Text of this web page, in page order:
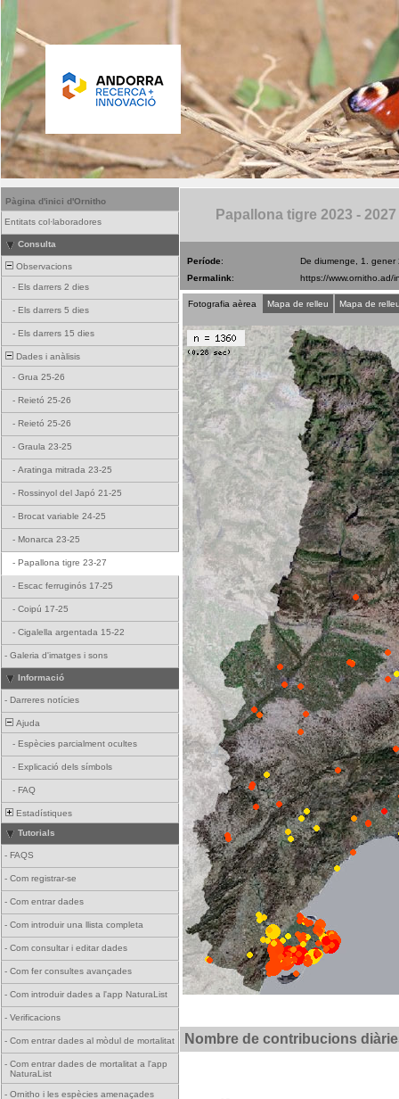
Pàgina d'inici d'Ornitho
Entitats col·laboradores
Consulta
Observacions
- Els darrers 2 dies
- Els darrers 5 dies
- Els darrers 15 dies
Dades i anàlisis
- Grua 25-26
- Reietó 25-26
- Reietó 25-26
- Graula 23-25
- Aratinga mitrada 23-25
- Rossinyol del Japó 21-25
- Brocat variable 24-25
- Monarca 23-25
- Papallona tigre 23-27
- Escac ferruginós 17-25
- Coipú 17-25
- Cigalella argentada 15-22
- Galeria d'imatges i sons
Informació
- Darreres notícies
Ajuda
- Espècies parcialment ocultes
- Explicació dels símbols
- FAQ
Estadístiques
Tutorials
- FAQS
- Com registrar-se
- Com entrar dades
- Com introduir una llista completa
- Com consultar i editar dades
- Com fer consultes avançades
- Com introduir dades a l'app NaturaList
- Verificacions
- Com entrar dades al mòdul de mortalitat
- Com entrar dades de mortalitat a l'app
NaturaList
- Ornitho i les espècies amenaçades
Papallona tigre 2023 - 2027
Període:
De diumenge, 1.
Permalink:
Fotografia aèrea Mapa de relleu Mapa de
Nombre de contribucions